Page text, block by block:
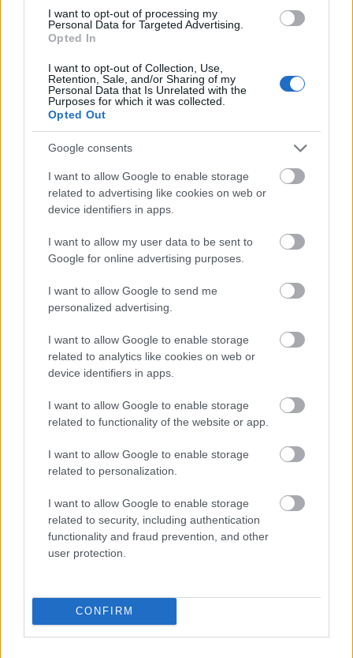
I want to opt-out of processing my
Personal Data for Targeted Advertising.
Opted In
I want to opt-out of Collection, Use,
Retention, Sale, and/or Sharing of my
Personal Data that Is Unrelated with the
Purposes for which it was collected.
Opted Out
Google consents
I want to allow Google to enable storage
related to advertising like cookies on web or
device identifiers in apps.
I want to allow my user data to be sent to
Google for online advertising purposes.
I want to allow Google to send me
personalized advertising.
I want to allow Google to enable storage
related to analytics like cookies on web or
device identifiers in apps.
I want to allow Google to enable storage
related to functionality of the website or app.
I want to allow Google to enable storage
related to personalization.
I want to allow Google to enable storage
related to security, including authentication
functionality and fraud prevention, and other
user protection.
CONFIRM
A São Paulo-i Magyar Házban részt vehettem egy
magyartanár továbbképzésen. Ez egy nagyon jó
Nemcsak a hokisok, hanem mi is
majdnem megcsúsztunk
Faragó István
VilágEgyetemista•2022. május 24.
Május van, és nekem egyelőre még kimaradt a
cserediák legalább egyszer megejt: hosszú hétvége ...